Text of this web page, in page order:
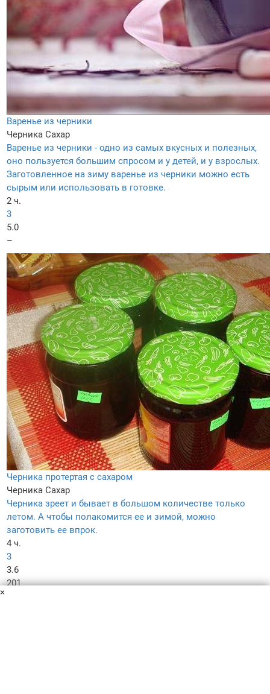
Варенье из черники
Черника Сахар
Варенье из черники - одно из самых вкусных и полезных,
оно пользуется большим спросом и у детей, и у взрослых.
Заготовленное на зиму варенье из черники можно есть
сырым или использовать в готовке.
2 ч.
3
5.0
–
Черника протертая с сахаром
Черника Сахар
Черника зреет и бывает в большом количестве только
летом. А чтобы полакомится ее и зимой, можно
заготовить ее впрок.
4 ч.
3
3.6
201
×